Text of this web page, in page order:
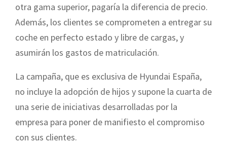
otra gama superior, pagaría la diferencia de precio.
Además, los clientes se comprometen a entregar su
coche en perfecto estado y libre de cargas, y
asumirán los gastos de matriculación.
La campaña, que es exclusiva de Hyundai España,
no incluye la adopción de hijos y supone la cuarta de
una serie de iniciativas desarrolladas por la
empresa para poner de manifiesto el compromiso
con sus clientes.